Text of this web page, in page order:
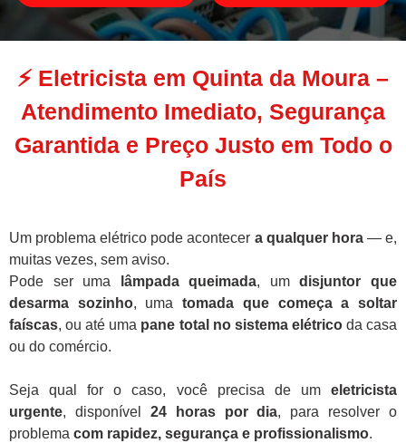
⚡ Eletricista em Quinta da Moura –
Atendimento Imediato, Segurança
Garantida e Preço Justo em Todo o
País
Um problema elétrico pode acontecer a qualquer hora— e,
muitas vezes, sem aviso.
Pode ser uma
lâmpada queimada, umdisjuntor que
desarma sozinho, umatomada que começa a soltar
faíscas, ou até uma pane total no sistema elétricoda casa
ou do comércio.
Seja qual for o caso, você precisa de um eletricista
urgente, disponível 24 horas por dia, para resolver o
problema com rapidez, segurança e profissionalismo.